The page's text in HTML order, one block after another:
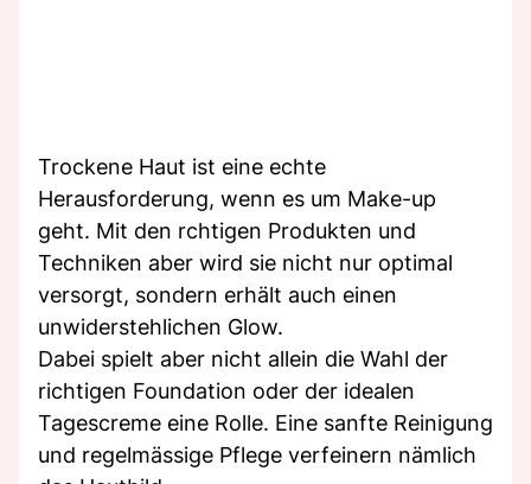
Trockene Haut ist eine echte
Herausforderung, wenn es um Make-up
geht. Mit den rchtigen Produkten und
Techniken aber wird sie nicht nur optimal
versorgt, sondern erhält auch einen
unwiderstehlichen Glow.
Dabei spielt aber nicht allein die Wahl der
richtigen Foundation oder der idealen
Tagescreme eine Rolle. Eine sanfte Reinigung
und regelmässige Pflege verfeinern nämlich